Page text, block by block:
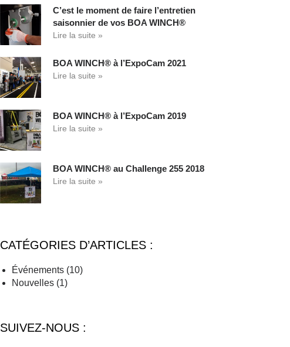
C’est le moment de faire l’entretien
saisonnier de vos BOA WINCH®
Lire la suite »
BOA WINCH® à l’ExpoCam 2021
Lire la suite »
BOA WINCH® à l’ExpoCam 2019
Lire la suite »
BOA WINCH® au Challenge 255 2018
Lire la suite »
CATÉGORIES D’ARTICLES :
Événements (10)
Nouvelles (1)
SUIVEZ-NOUS :